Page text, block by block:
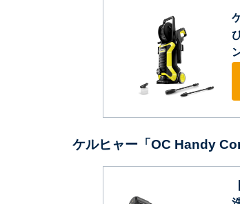
ケルヒャー「OC Handy